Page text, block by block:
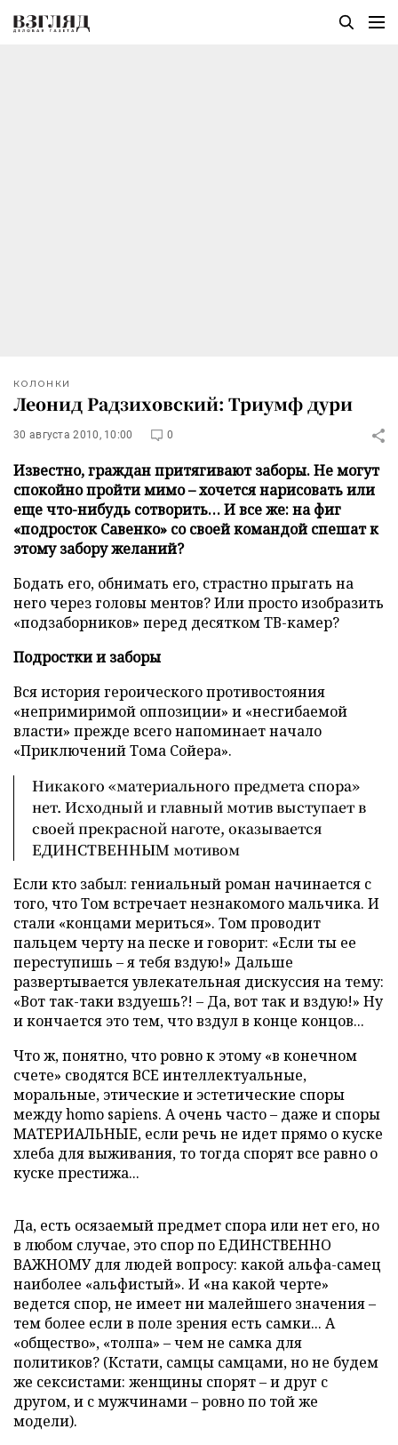
КОЛОНКИ
Леонид Радзиховский: Триумф дури
30 августа 2010, 10:00 0
Известно, граждан притягивают заборы. Не могут
спокойно пройти мимо – хочется нарисовать или
еще что-нибудь сотворить… И все же: на фиг
«подросток Савенко» со своей командой спешат к
этому забору желаний?
Бодать его, обнимать его, страстно прыгать на
него через головы ментов? Или просто изобразить
«подзаборников» перед десятком ТВ-камер?
Подростки и заборы
Вся история героического противостояния
«непримиримой оппозиции» и «несгибаемой
власти» прежде всего напоминает начало
«Приключений Тома Сойера».
Никакого «материального предмета спора»
нет. Исходный и главный мотив выступает в
своей прекрасной наготе, оказывается
ЕДИНСТВЕННЫМ мотивом
Если кто забыл: гениальный роман начинается с
того, что Том встречает незнакомого мальчика. И
стали «концами мериться». Том проводит
пальцем черту на песке и говорит: «Если ты ее
переступишь – я тебя вздую!» Дальше
развертывается увлекательная дискуссия на тему:
«Вот так-таки вздуешь?! – Да, вот так и вздую!» Ну
и кончается это тем, что вздул в конце концов...
Что ж, понятно, что ровно к этому «в конечном
счете» сводятся ВСЕ интеллектуальные,
моральные, этические и эстетические споры
между homo sapiens. А очень часто – даже и споры
МАТЕРИАЛЬНЫЕ, если речь не идет прямо о куске
хлеба для выживания, то тогда спорят все равно о
куске престижа...
Да, есть осязаемый предмет спора или нет его, но
в любом случае, это спор по ЕДИНСТВЕННО
ВАЖНОМУ для людей вопросу: какой альфа-самец
наиболее «альфистый». И «на какой черте»
ведется спор, не имеет ни малейшего значения –
тем более если в поле зрения есть самки... А
«общество», «толпа» – чем не самка для
политиков? (Кстати, самцы самцами, но не будем
же сексистами: женщины спорят – и друг с
другом, и с мужчинами – ровно по той же
модели).